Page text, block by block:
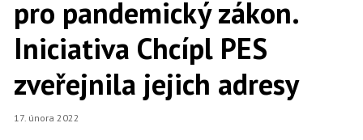
pro pandemický zákon.
Iniciativa Chcípl PES
zveřejnila jejich adresy
17. února 2022